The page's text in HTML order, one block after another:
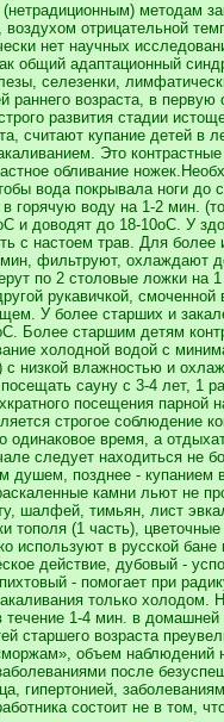
методам
отрицательной
нет научных
общий адаптационный
селезенки,
раннего возраста, в
развития стадии
считают купание детей в
Это
обливание
вода покрывала ноги
в горячую воду на 1-2 мин.
и доводят до 18-10oC. У
с настоем трав. Для более
фильтруют, охлаждают
по 2 столовые ложки на
рукавичкой,
У более старших и
Более старшим детям
холодной водой с
с низкой влажностью и
сауну с 3-4 лет, 1
посещения
строгое соблюдение
одинаковое время, а
следует находиться не
душем, позднее - купанием
камни льют не
шалфей, тимьян, лист
тополя (1 часть),
используют в русской
действие, дубовый -
- помогает при
только холодом.
течение 1-4 мин. в
старшего возраста
объем наблюдений
после
гипертонией,
состоит не в том,